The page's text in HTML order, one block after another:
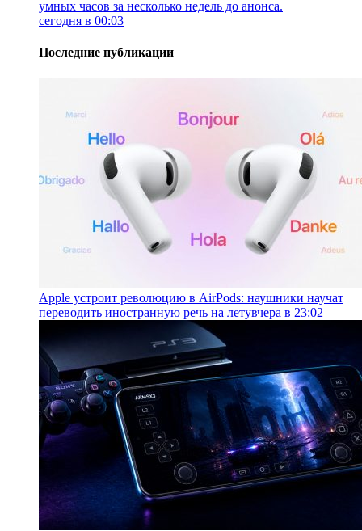
умных часов за несколько недель до анонса.
сегодня в 00:03
Последние публикации
Apple устроит революцию в AirPods: наушники научат
переводить иностранную речь на летувчера в 23:02